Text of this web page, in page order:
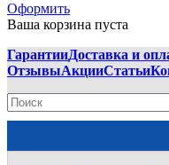
Оформить
Ваша корзина пуста
ГарантииДоставка и
ОтзывыАкцииСтатьи